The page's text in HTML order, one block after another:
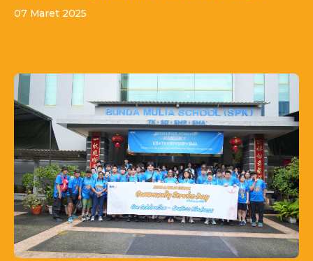
07 Maret 2025